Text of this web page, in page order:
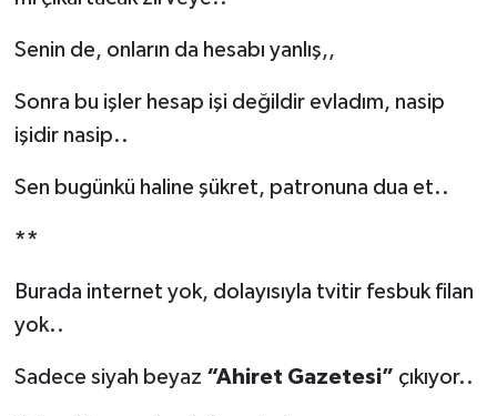
Senin de, onların da hesabı yanlış,,
Sonra bu işler hesap işi değildir evladım, nasip
işidir nasip..
Sen bugünkü haline şükret, patronuna dua et..
**
Burada internet yok, dolayısıyla tvitir fesbuk filan
yok..
Sadece siyah beyaz “Ahiret Gazetesi” çıkıyor..